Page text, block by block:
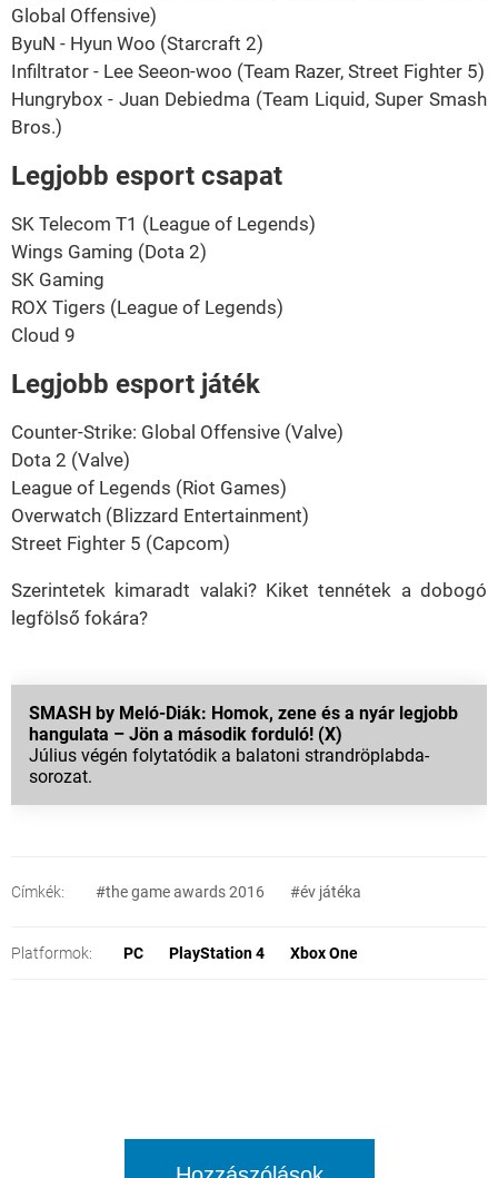
Global Offensive)
ByuN - Hyun Woo (Starcraft 2)
Infiltrator - Lee Seeon-woo (Team Razer, Street Fighter 5)
Hungrybox - Juan Debiedma (Team Liquid, Super Smash
Bros.)
Legjobb esport csapat
SK Telecom T1 (League of Legends)
Wings Gaming (Dota 2)
SK Gaming
ROX Tigers (League of Legends)
Cloud 9
Legjobb esport játék
Counter-Strike: Global Offensive (Valve)
Dota 2 (Valve)
League of Legends (Riot Games)
Overwatch (Blizzard Entertainment)
Street Fighter 5 (Capcom)
Szerintetek kimaradt valaki? Kiket tennétek a dobogó
legfölső fokára?
SMASH by Meló-Diák: Homok, zene és a nyár legjobb
hangulata – Jön a második forduló! (X)
Július végén folytatódik a balatoni strandröplabda-
sorozat.
Címkék: #the game awards 2016 #év játéka
Platformok: PC PlayStation 4 Xbox One